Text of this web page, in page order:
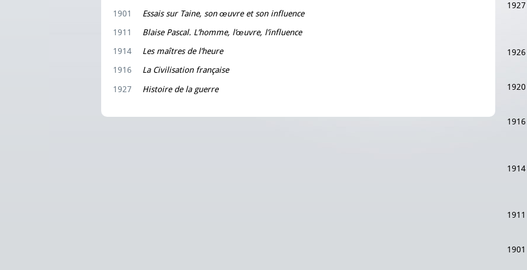
1901
Essais sur Taine, son œuvre et son influence
1911
Blaise Pascal. L’homme, l’œuvre, l’influence
1914
Les maîtres de l’heure
1916
La Civilisation française
1927
Histoire de la guerre
1927
1926
1920
1916
1914
1911
1901